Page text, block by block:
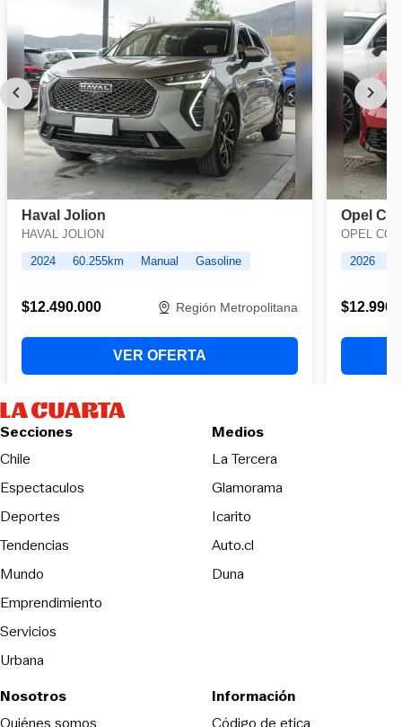
Secciones
Chile
Espectaculos
Deportes
Tendencias
Mundo
Emprendimiento
Servicios
Urbana
Medios
La Tercera
Glamorama
Icarito
Auto.cl
Duna
Nosotros
Quiénes somos
Información
Código de etica